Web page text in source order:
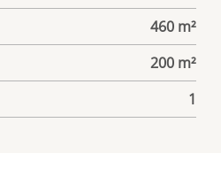
460 m²
200 m²
1